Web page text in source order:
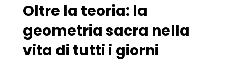
Oltre la teoria: la
geometria sacra nella
vita di tutti i giorni